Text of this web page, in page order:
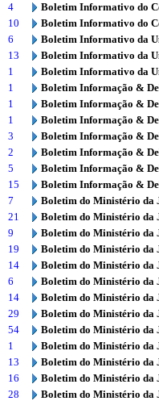
4
Boletim Informativo do
10
Boletim Informativo do
6
Boletim Informativo da
13
Boletim Informativo da
1
Boletim Informativo da
1
Boletim Informação &
1
Boletim Informação &
1
Boletim Informação &
3
Boletim Informação &
2
Boletim Informação &
5
Boletim Informação &
15
Boletim Informação &
7
Boletim do Ministério da
21
Boletim do Ministério da
9
Boletim do Ministério da
19
Boletim do Ministério da
14
Boletim do Ministério da
6
Boletim do Ministério da
14
Boletim do Ministério da
29
Boletim do Ministério da
54
Boletim do Ministério da
1
Boletim do Ministério da
13
Boletim do Ministério da
16
Boletim do Ministério da
28
Boletim do Ministério da